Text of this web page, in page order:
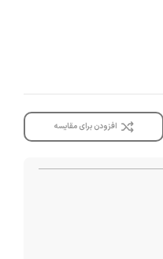
افزودن برای مقایسه